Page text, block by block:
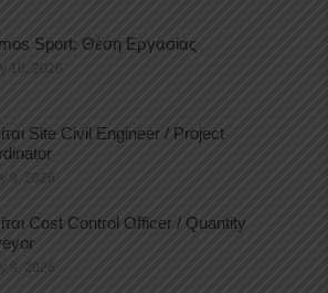
Sport: Θέση Εργασίας
10, 2026
Site Civil Engineer / Project
9, 2026
Cost Control Officer / Quantity
9, 2026